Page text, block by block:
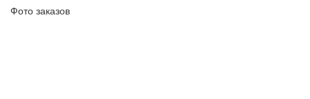
Фото заказов